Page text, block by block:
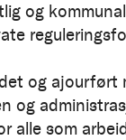
og
og ajourført
og
alle som